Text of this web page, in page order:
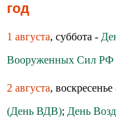
год
1 августа, суббота -
Вооруженных Сил РФ
2 августа, воскресенье
(День ВДВ); День